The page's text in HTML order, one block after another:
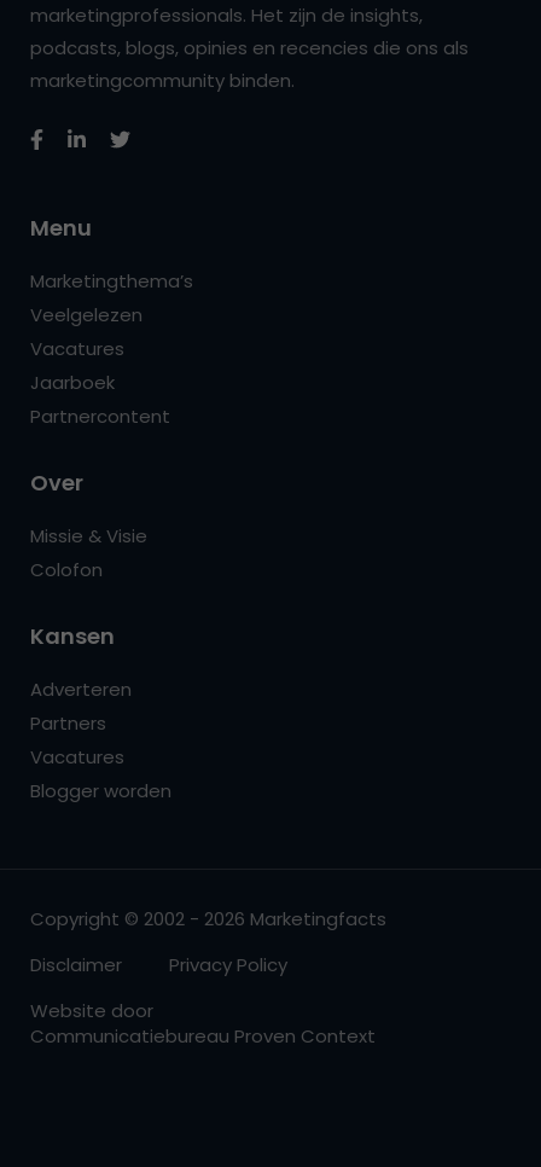
marketingprofessionals. Het zijn de insights,
podcasts, blogs, opinies en recencies die ons als
marketingcommunity binden.
Menu
Marketingthema’s
Veelgelezen
Vacatures
Jaarboek
Partnercontent
Over
Missie & Visie
Colofon
Kansen
Adverteren
Partners
Vacatures
Blogger worden
Copyright © 2002 - 2026 Marketingfacts
Disclaimer
Privacy Policy
Website door
Communicatiebureau Proven Context